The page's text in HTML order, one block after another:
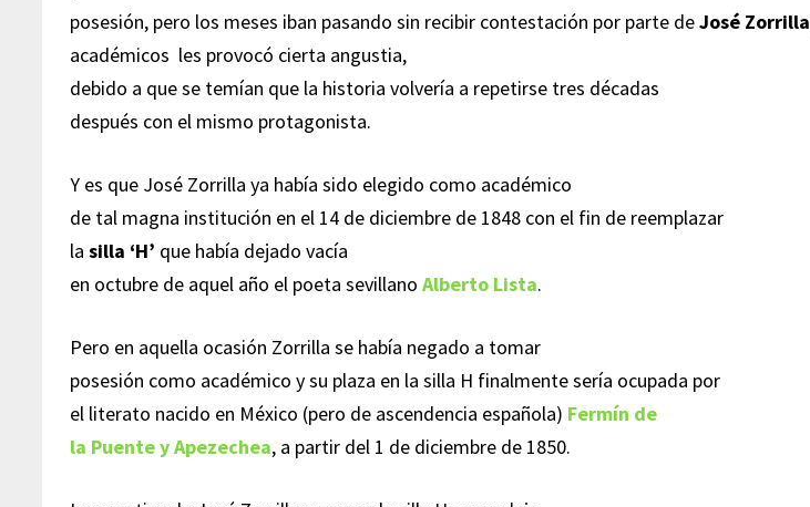
posesión, pero los meses iban pasando sin recibir contestación por parte deJosé Zorrilla
académicos les provocó cierta angustia,
debido a que se temían que la historia volvería a repetirse tres décadas
después con el mismo protagonista.
Y es que José Zorrilla ya había sido elegido como académico
de tal magna institución en el 14 de diciembre de 1848 con el fin de reemplazar
lasilla ‘H’ que había dejado vacía
en octubre de aquel año el poeta sevillanoAlberto Lista.
Pero en aquella ocasión Zorrilla se había negado a tomar
posesión como académico y su plaza en la silla H finalmente sería ocupada por
el literato nacido en México (pero de ascendencia española) Fermín de
la Puente y Apezechea, a partir del 1 de diciembre de 1850.